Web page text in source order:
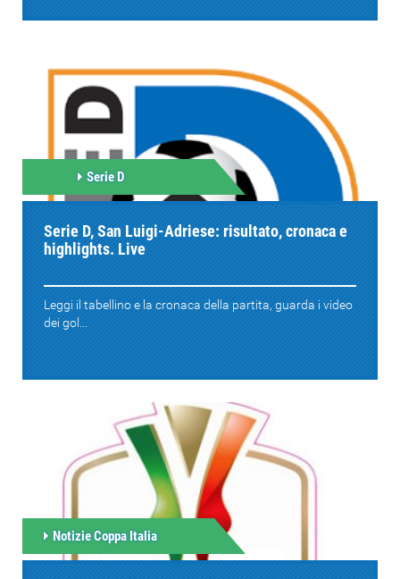
Serie D
Serie D, San Luigi-Adriese: risultato, cronaca e
highlights. Live
Leggi il tabellino e la cronaca della partita, guarda i video
dei gol...
Notizie Coppa Italia